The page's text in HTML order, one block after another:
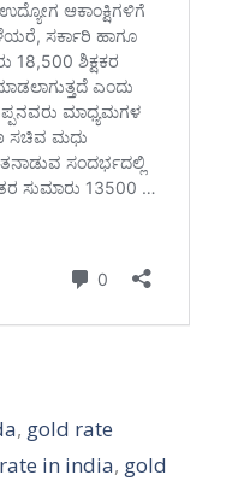
, gold rate
in india, gold